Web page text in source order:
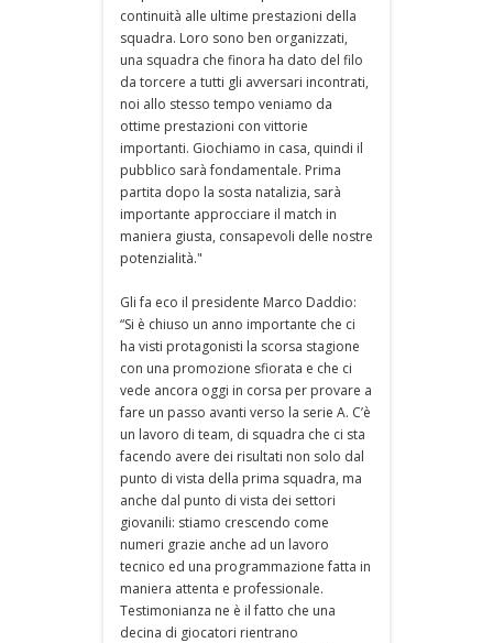
continuità alle ultime prestazioni della
squadra. Loro sono ben organizzati,
una squadra che finora ha dato del filo
da torcere a tutti gli avversari incontrati,
noi allo stesso tempo veniamo da
ottime prestazioni con vittorie
importanti. Giochiamo in casa, quindi il
pubblico sarà fondamentale. Prima
partita dopo la sosta natalizia, sarà
importante approcciare il match in
maniera giusta, consapevoli delle nostre
potenzialità."
Gli fa eco il presidente Marco Daddio:
“Si è chiuso un anno importante che ci
ha visti protagonisti la scorsa stagione
con una promozione sfiorata e che ci
vede ancora oggi in corsa per provare a
fare un passo avanti verso la serie A. C’è
un lavoro di team, di squadra che ci sta
facendo avere dei risultati non solo dal
punto di vista della prima squadra, ma
anche dal punto di vista dei settori
giovanili: stiamo crescendo come
numeri grazie anche ad un lavoro
tecnico ed una programmazione fatta in
maniera attenta e professionale.
Testimonianza ne è il fatto che una
decina di giocatori rientrano